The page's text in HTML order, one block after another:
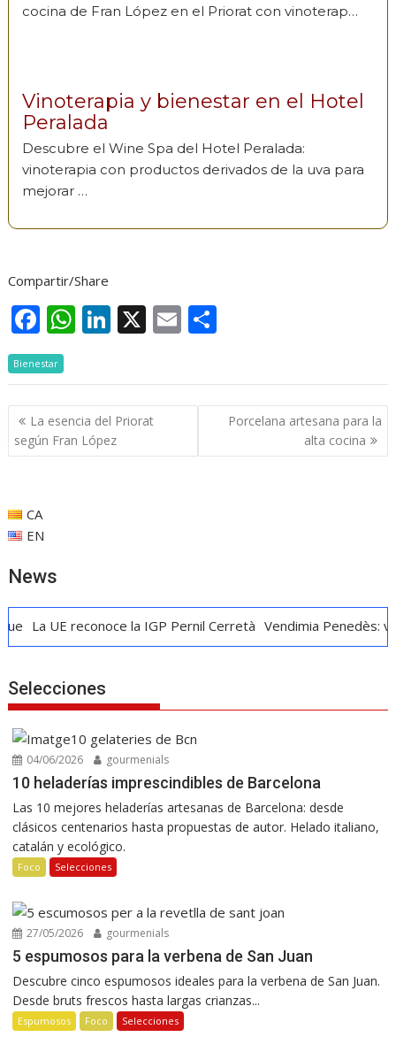
cocina de Fran López en el Priorat con vinoterap…
Vinoterapia y bienestar en el Hotel
Peralada
Descubre el Wine Spa del Hotel Peralada:
vinoterapia con productos derivados de la uva para
mejorar …
Compartir/Share
F
ac
e
b
o
o
W
at
s
A
p
Li
k
e
dI
n
X E
ai
l
m
p
ar
ti
Bienestar
Navegación
de
entradas
La esencia del Priorat
según Fran López
Porcelana artesana para la
alta cocina
CA
EN
News
reconoce la IGP Pernil Cerretà Vendimia Penedès: vino, cava y
Selecciones
04/06/2026 gourmenials
10 heladerías imprescindibles de Barcelona
Las 10 mejores heladerías artesanas de Barcelona: desde
clásicos centenarios hasta propuestas de autor. Helado italiano,
catalán y ecológico.
Foco Selecciones
27/05/2026 gourmenials
5 espumosos para la verbena de San Juan
Descubre cinco espumosos ideales para la verbena de San Juan.
Desde bruts frescos hasta largas crianzas...
Espumosos Foco Selecciones